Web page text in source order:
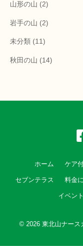
山形の山 (2)
岩手の山 (2)
未分類 (11)
秋田の山 (14)
ホーム ケア
セブンテラス 料金
イベント
© 2026 東北山ナー